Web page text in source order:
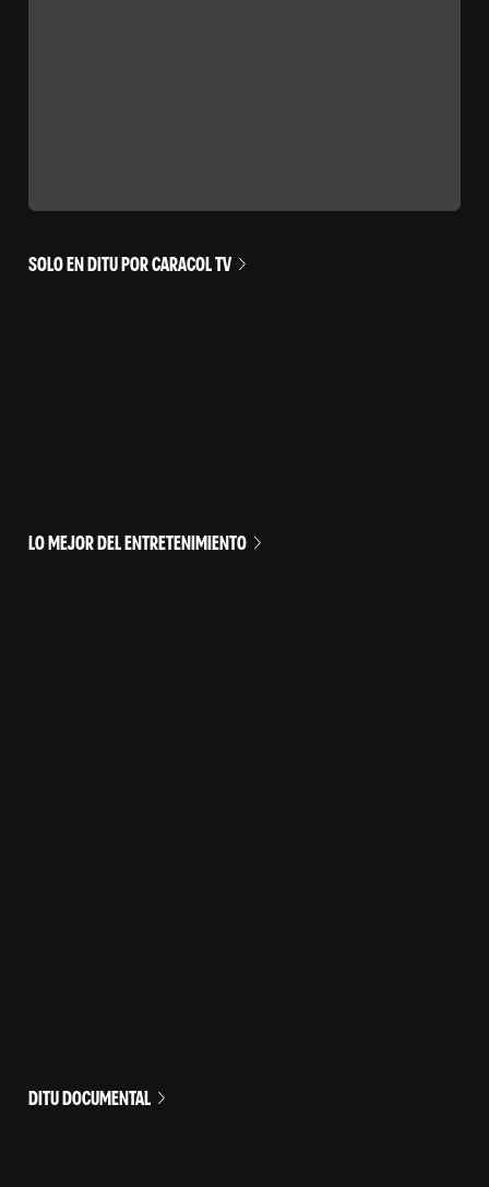
SOLO EN DITU POR CARACOL TV
LO MEJOR DEL ENTRETENIMIENTO
DITU DOCUMENTAL